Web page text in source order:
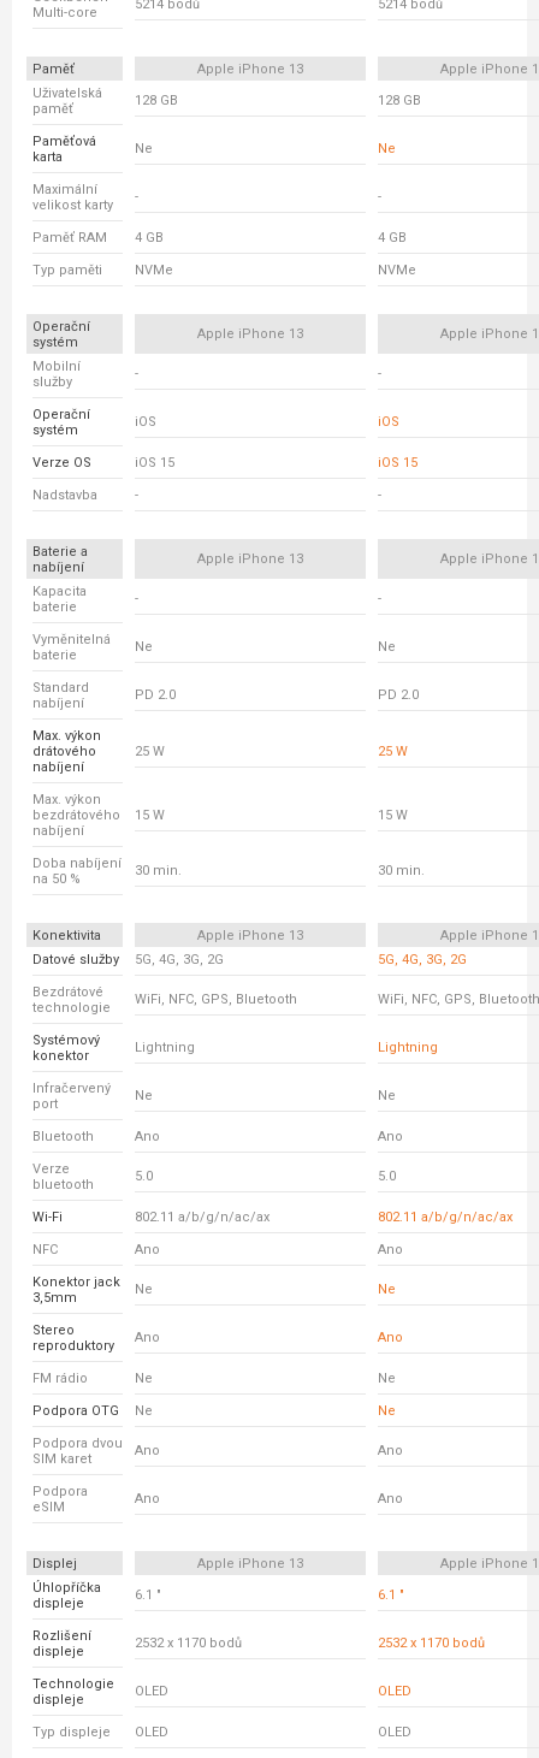
Multi-core
5214 bodů 5214 bodů
Paměť Apple iPhone 13
Apple iPhone
Uživatelská
paměť
128 GB 128 GB
Paměťová
karta
Ne Ne
Maximální
velikost karty
- -
Paměť RAM 4 GB 4 GB
Typ paměti NVMe NVMe
Operační
systém
Apple iPhone 13 Apple iPhone
Mobilní
služby
- -
Operační
systém
iOS iOS
Verze OS iOS 15 iOS 15
Nadstavba - -
Baterie a
nabíjení
Apple iPhone 13 Apple iPhone
Kapacita
baterie
- -
Vyměnitelná
baterie
Ne Ne
Standard
nabíjení
PD 2.0 PD 2.0
Max. výkon
drátového
nabíjení
25 W 25 W
Max. výkon
bezdrátového
nabíjení
15 W 15 W
Doba nabíjení
na 50 %
30 min. 30 min.
Konektivita Apple iPhone 13
Apple iPhone
Datové služby
5G, 4G, 3G, 2G 5G, 4G, 3G, 2G
Bezdrátové
technologie
WiFi, NFC, GPS, Bluetooth WiFi, NFC, GPS, Bluetooth
Systémový
konektor
Lightning Lightning
Infračervený
port
Ne Ne
Bluetooth Ano Ano
Verze
bluetooth
5.0 5.0
Wi-Fi 802.11 a/b/g/n/ac/ax 802.11 a/b/g/n/ac/ax
NFC Ano Ano
Konektor jack
3,5mm
Ne Ne
Stereo
reproduktory
Ano Ano
FM rádio Ne Ne
Podpora OTG Ne Ne
Podpora dvou
SIM karet
Ano Ano
Podpora
eSIM
Ano Ano
Displej Apple iPhone 13
Apple iPhone
Úhlopříčka
displeje
6.1 " 6.1 "
Rozlišení
displeje
2532 x 1170 bodů 2532 x 1170 bodů
Technologie
displeje
OLED OLED
Typ displeje OLED OLED